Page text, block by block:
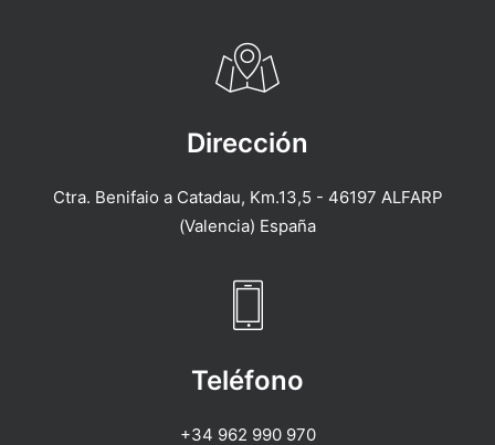
Dirección
Ctra. Benifaio a Catadau, Km.13,5 - 46197 ALFARP
(Valencia) España
Teléfono
+34 962 990 970